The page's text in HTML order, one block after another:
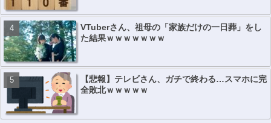
VTuberさん、祖母の「家族だけの一日葬」をし
た結果ｗｗｗｗｗｗｗ
【悲報】テレビさん、ガチで終わる…スマホに完
全敗北ｗｗｗｗｗ